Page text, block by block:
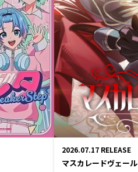
2026.07.17 RELEASE
マスカレードヴェール